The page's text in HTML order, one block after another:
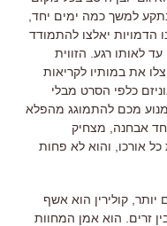
למשך כמה ימים יחד
הדמויות יאלצו להתמודד
לאותו רגע הזווית
את במותיו לקריאות
כלפי הסרט מבלי
מכם להתמוגג מהפלא
חד אבחנה
מצחיק
אורכו
והוא לא פחות
יותר קולירין הוא אשף
זרים
הוא אמן המחוות